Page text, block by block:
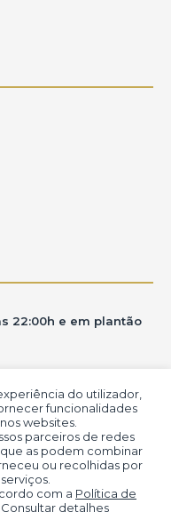
do utilizador,
funcionalidades
websites.
parceiros de redes
as podem combinar
ou recolhidas por
com a Política de
. Consultar detalhes
22:00h e em plantão
Lourenço - MG